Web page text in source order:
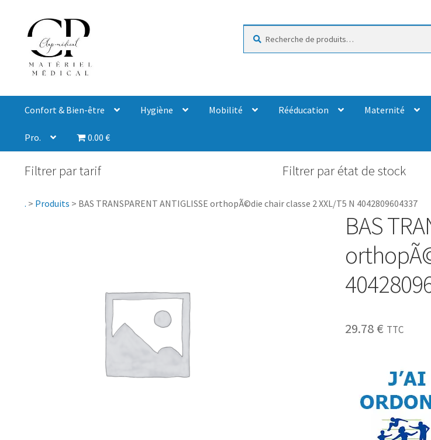
Confort & Bien-être Hygiène Mobilité Rééducation Maternité
Pro. 0.00 €
Filtrer par tarif Filtrer par état de stock
. > Produits > BAS TRANSPARENT ANTIGLISSE orthopÃ©die chair classe 2 XXL/T5 N 4042809604337
BAS
29.78 € TTC